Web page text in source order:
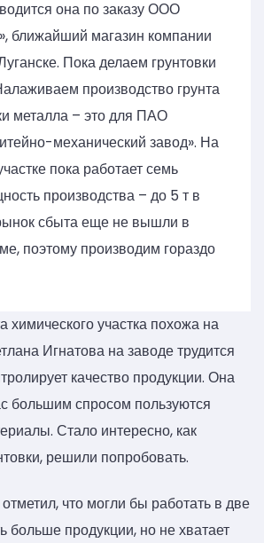
она по заказу ООО
ближайший магазин компании
Пока делаем грунтовки
производство грунта
металла – это для ПАО
механический завод». На
пока работает семь
производства – до 5 т в
сбыта еще не вышли в
поэтому производим гораздо
химического участка похожа на
Игнатова на заводе трудится
качество продукции. Она
большим спросом пользуются
Стало интересно, как
решили попробовать.
что могли бы работать в две
больше продукции, но не хватает